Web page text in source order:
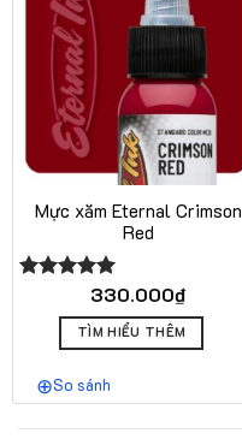
Mực xăm Eternal Crimson
Red
Được xếp
hạng5.00
330.000₫
TÌM HIỂU THÊM
So sánh